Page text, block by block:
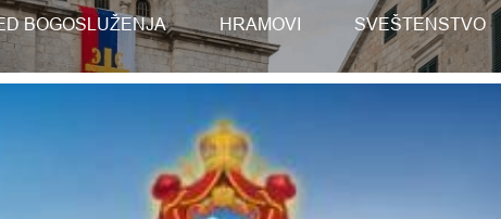
BOGOSLUŽENJA HRAMOVI SVEŠTENSTVO